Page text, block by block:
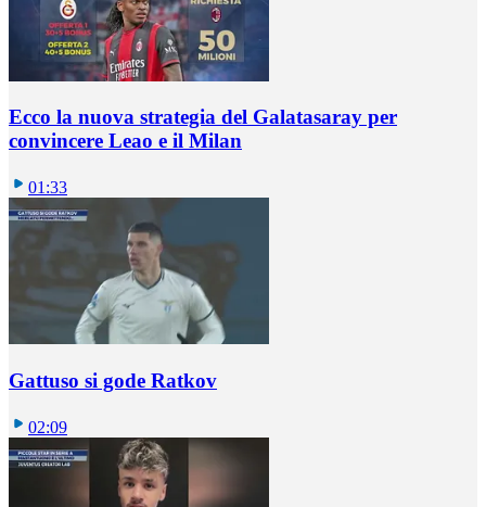
Ecco la nuova strategia del Galatasaray per
convincere Leao e il Milan
01:33
Gattuso si gode Ratkov
02:09